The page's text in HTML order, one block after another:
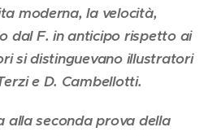
moderna, la velocità,
dal F. in anticipo rispetto ai
si distinguevano illustratori
e D. Cambellotti.
alla seconda prova della